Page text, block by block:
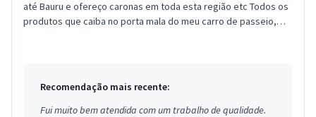
até Bauru e ofereço caronas em toda esta região etc Todos os
produtos que caiba no porta mala do meu carro de passeio,
Recomendação mais recente:
Fui muito bem atendida com um trabalho de qualidade.